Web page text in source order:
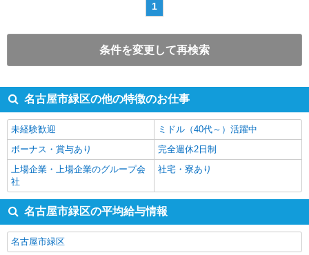
1
条件を変更して再検索
名古屋市緑区の他の特徴のお仕事
未経験歓迎
ミドル（40代～）活躍中
ボーナス・賞与あり
完全週休2日制
上場企業・上場企業のグループ会
社
社宅・寮あり
名古屋市緑区の平均給与情報
名古屋市緑区